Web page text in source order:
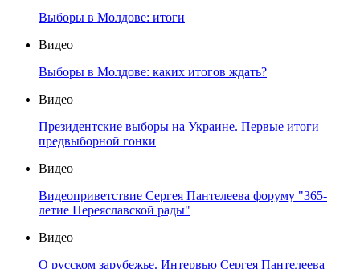
Выборы в Молдове: итоги
Видео
Выборы в Молдове: каких итогов ждать?
Видео
Президентские выборы на Украине. Первые итоги
предвыборной гонки
Видео
Видеоприветствие Сергея Пантелеева форуму "365-
летие Переяславской рады"
Видео
О русском зарубежье. Интервью Сергея Пантелеева